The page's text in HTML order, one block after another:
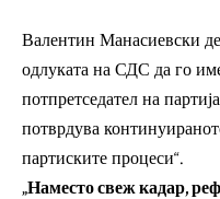
Валентин Манасиевски
одлуката на СДС да го
потпретседател на
потврдува
партиските процеси“.
„Наместо свеж кадар,